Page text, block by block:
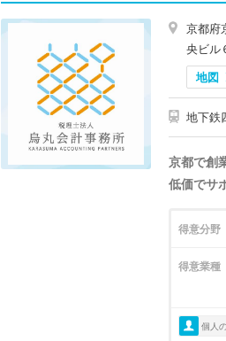
京都府
央ビル
地図
地下鉄
京都で創
低価でサ
得意分野
得意業種
個人